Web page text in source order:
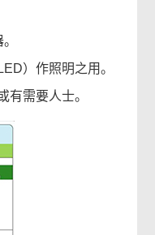
）作照明之用。
有需要人士。